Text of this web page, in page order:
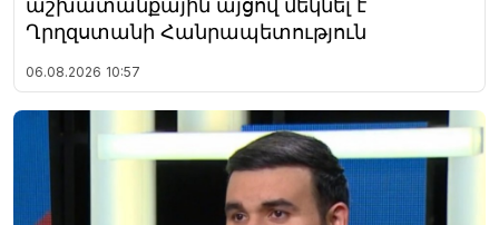
Ղրղզստանի Հանրապետություն
06.08.2026 10:57